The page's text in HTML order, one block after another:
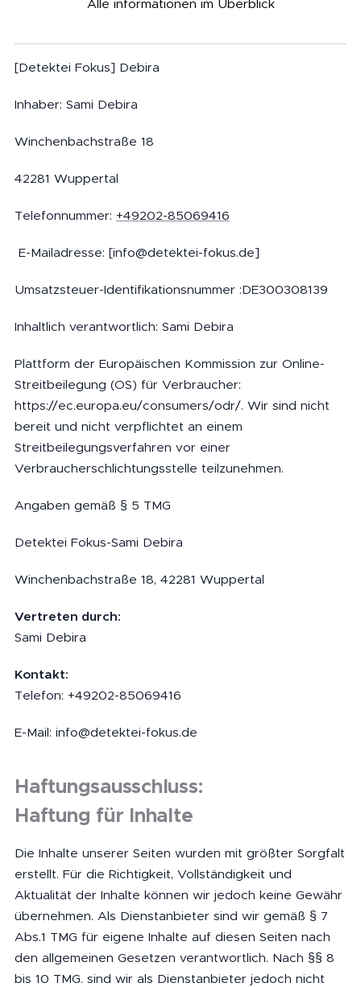
Alle informationen im Überblick
[Detektei Fokus] Debira
Inhaber: Sami Debira
Winchenbachstraße 18
42281 Wuppertal
Telefonnummer: +49202-85069416
E-Mailadresse: [info@detektei-fokus.de]
Umsatzsteuer-Identifikationsnummer :DE300308139
Inhaltlich verantwortlich: Sami Debira
Plattform der Europäischen Kommission zur Online-
Streitbeilegung (OS) für Verbraucher:
https://ec.europa.eu/consumers/odr/. Wir sind nicht
bereit und nicht verpflichtet an einem
Streitbeilegungsverfahren vor einer
Verbraucherschlichtungsstelle teilzunehmen.
Angaben gemäß § 5 TMG
Detektei Fokus-Sami Debira
Winchenbachstraße 18, 42281 Wuppertal
Vertreten durch:
Sami Debira
Kontakt:
Telefon: +49202-85069416
E-Mail: info@detektei-fokus.de
Haftungsausschluss:
Haftung für Inhalte
Die Inhalte unserer Seiten wurden mit größter Sorgfalt
erstellt. Für die Richtigkeit, Vollständigkeit und
Aktualität der Inhalte können wir jedoch keine Gewähr
übernehmen. Als Dienstanbieter sind wir gemäß § 7
Abs.1 TMG für eigene Inhalte auf diesen Seiten nach
den allgemeinen Gesetzen verantwortlich. Nach §§ 8
bis 10 TMG. sind wir als Dienstanbieter jedoch nicht